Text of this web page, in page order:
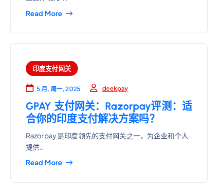
Read More
印度支付网关
5 月, 周一, 2025 deekpay
GPAY 支付网关：Razorpay评测：适
合你的印度支付解决方案吗？
Razorpay 是印度领先的支付网关之一，为企业和个人
提供…
Read More